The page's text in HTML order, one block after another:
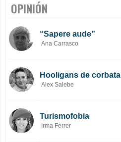
OPINIÓN
“Sapere aude”
Ana Carrasco
Hooligans de corbata
Alex Salebe
Turismofobia
Irma Ferrer